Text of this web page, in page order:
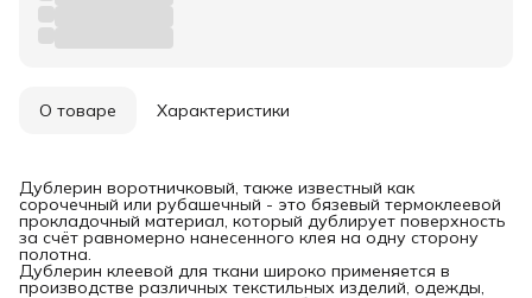
О товаре Характеристики
Дублерин воротничковый, также известный как
сорочечный или рубашечный - это бязевый термоклеевой
прокладочный материал, который дублирует поверхность
за счёт равномерно нанесенного клея на одну сторону
полотна.
Дублерин клеевой для ткани широко применяется в
производстве различных текстильных изделий, одежды,